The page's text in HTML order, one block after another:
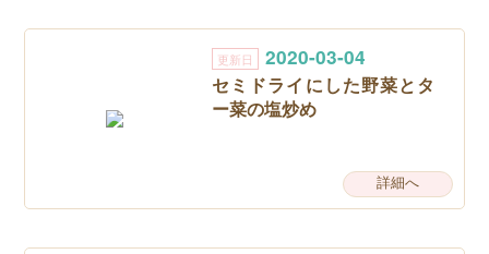
更新日 2020-03-04
セミドライにした野菜とタ
ー菜の塩炒め
詳細へ